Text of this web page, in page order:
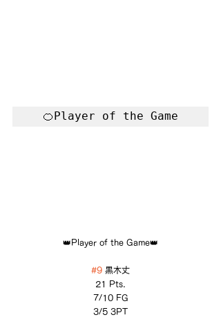
🍊Player of the Game
👑Player of the Game👑
#9 黒木丈
21 Pts.
7/10 FG
3/5 3PT